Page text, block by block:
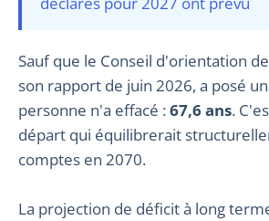
Sauf que le Conseil d'orientation
son rapport de juin 2026, a posé
personne n'a effacé :67,6 ans.
départ qui équilibrerait
comptes en 2070.
La projection de déficit à long